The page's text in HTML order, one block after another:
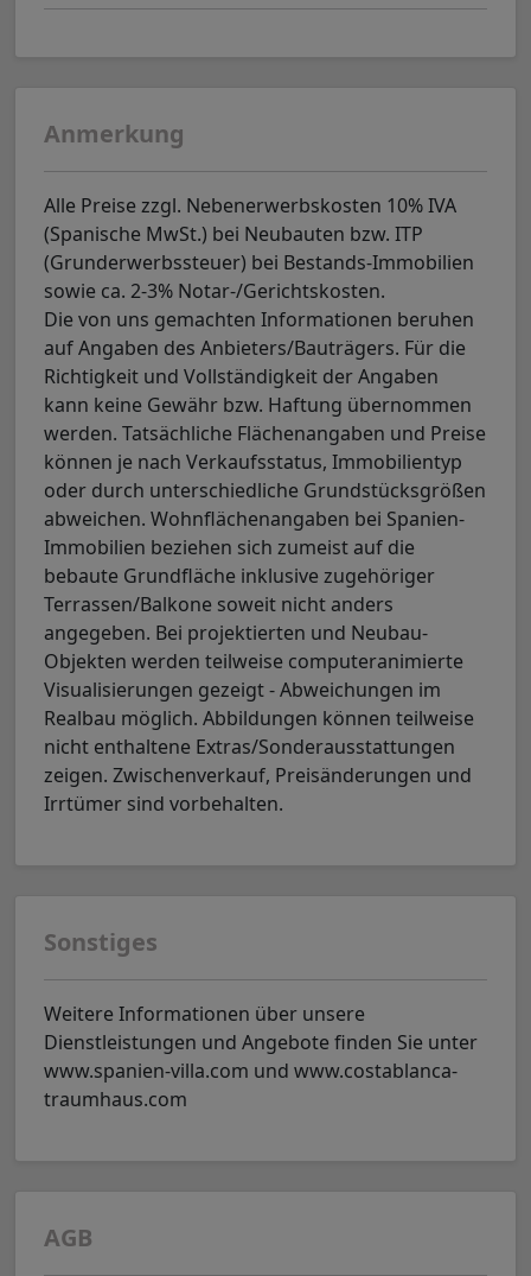
Anmerkung
Alle Preise zzgl. Nebenerwerbskosten 10% IVA
(Spanische MwSt.) bei Neubauten bzw. ITP
(Grunderwerbssteuer) bei Bestands-Immobilien
sowie ca. 2-3% Notar-/Gerichtskosten.
Die von uns gemachten Informationen beruhen
auf Angaben des Anbieters/Bauträgers. Für die
Richtigkeit und Vollständigkeit der Angaben
kann keine Gewähr bzw. Haftung übernommen
werden. Tatsächliche Flächenangaben und Preise
können je nach Verkaufsstatus, Immobilientyp
oder durch unterschiedliche Grundstücksgrößen
abweichen. Wohnflächenangaben bei Spanien-
Immobilien beziehen sich zumeist auf die
bebaute Grundfläche inklusive zugehöriger
Terrassen/Balkone soweit nicht anders
angegeben. Bei projektierten und Neubau-
Objekten werden teilweise computeranimierte
Visualisierungen gezeigt - Abweichungen im
Realbau möglich. Abbildungen können teilweise
nicht enthaltene Extras/Sonderausstattungen
zeigen. Zwischenverkauf, Preisänderungen und
Irrtümer sind vorbehalten.
Sonstiges
Weitere Informationen über unsere
Dienstleistungen und Angebote finden Sie unter
www.spanien-villa.com und www.costablanca-
traumhaus.com
AGB